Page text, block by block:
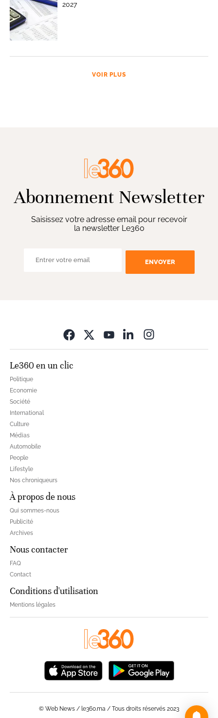
2027
VOIR PLUS
Abonnement Newsletter
Saisissez votre adresse email pour recevoir
la newsletter Le360
ENVOYER
Le360 en un clic
Politique
Economie
Société
International
Culture
Médias
Automobile
People
Lifestyle
Nos chroniqueurs
À propos de nous
Qui sommes-nous
Publicité
Archives
Nous contacter
FAQ
Contact
Conditions d'utilisation
Mentions légales
© Web News / le360.ma / Tous droits réservés 2023